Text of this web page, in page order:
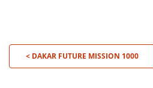
DAKAR FUTURE MISSION 1000 >